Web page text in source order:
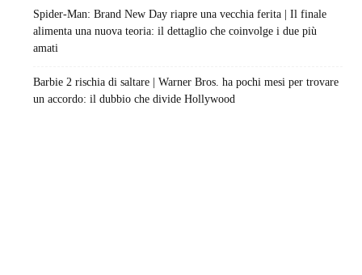
Spider-Man: Brand New Day riapre una vecchia ferita | Il finale
alimenta una nuova teoria: il dettaglio che coinvolge i due più
amati
Barbie 2 rischia di saltare | Warner Bros. ha pochi mesi per trovare
un accordo: il dubbio che divide Hollywood